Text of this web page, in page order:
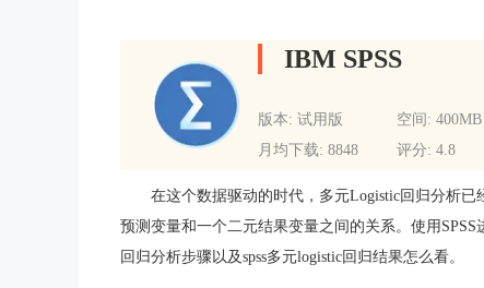
IBM SPSS
版本: 试用版 空间: 400MB
月均下载: 8848
评分: 4.8
在这个数据驱动的时代，多元Logistic回归分析
预测变量和一个二元结果变量之间的关系。使用
回归分析步骤以及spss多元logistic回归结果怎么看。